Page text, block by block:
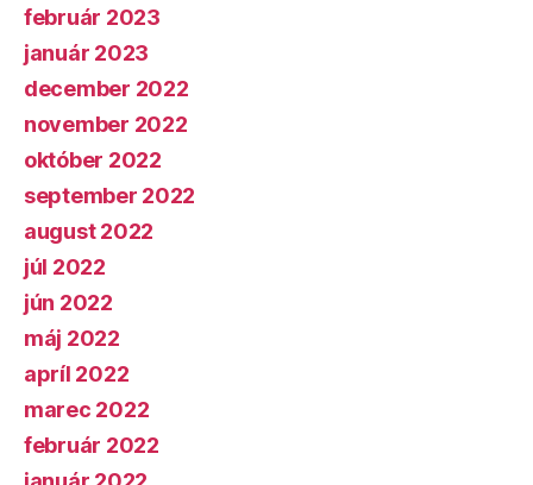
február 2023
január 2023
december 2022
november 2022
október 2022
september 2022
august 2022
júl 2022
jún 2022
máj 2022
apríl 2022
marec 2022
február 2022